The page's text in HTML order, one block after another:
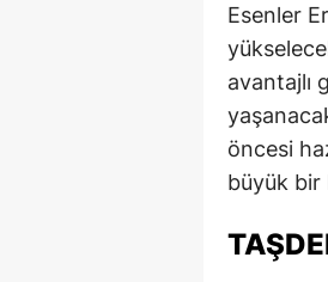
Esenler
avantajlı
öncesi
büyük bir